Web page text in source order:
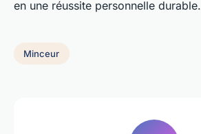
en une réussite personnelle durable.
Minceur